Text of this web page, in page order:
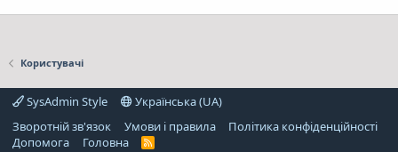
Користувачі
SysAdmin Style
Українська (UA)
Зворотній зв'язок
Умови і правила
Політика конфіденційності
Дoпoмoга
Головна
R